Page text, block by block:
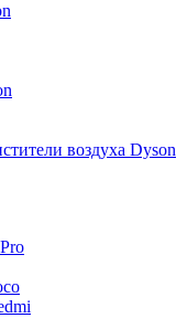
воздуха Dyson